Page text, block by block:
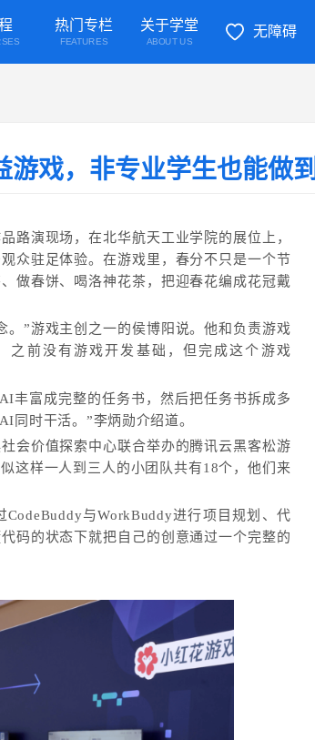
热门专栏
FEATURES
关于学堂
ABOUT US
无障碍
游戏，非专业学生也能做到
路演现场，在北华航天工业学院的展位上，
众驻足体验。在游戏里，春分不只是一个节
做春饼、喝洛神花茶，把迎春花编成花冠戴
”游戏主创之一的侯博阳说。他和负责游戏
之前没有游戏开发基础，但完成这个游戏
丰富成完整的任务书，然后把任务书拆成多
时干活。”李炳勋介绍道。
会价值探索中心联合举办的腾讯云黑客松游
这样一人到三人的小团队共有18个，他们来
与WorkBuddy进行项目规划、代
码的状态下就把自己的创意通过一个完整的